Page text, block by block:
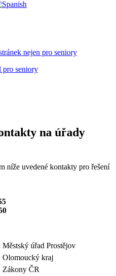
nejen pro seniory
na úřady
níže uvedené kontakty pro řešení
Městský úřad Prostějov
Olomoucký kraj
Zákony ČR